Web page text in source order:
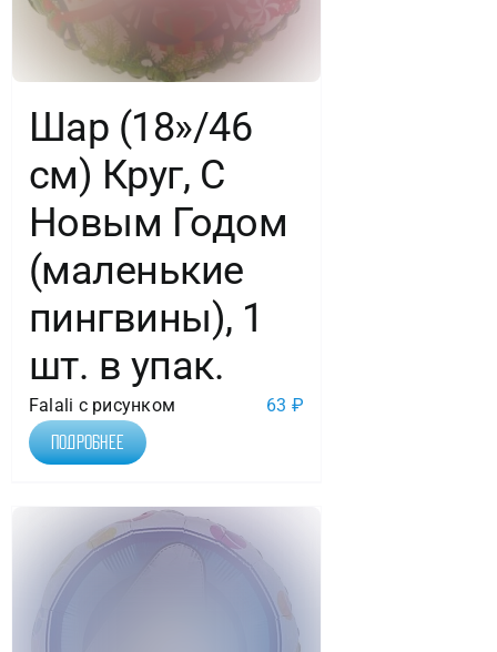
Шар (18»/46
см) Круг, С
Новым Годом
(маленькие
пингвины), 1
шт. в упак.
Falali с рисунком 63 ₽
Подробнее